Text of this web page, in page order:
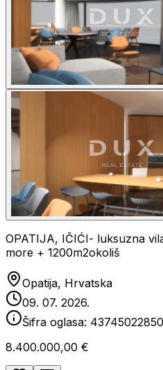
OPATIJA, IČIĆI- luksuzna
more + 1200m2okoliš
Opatija, Hrvatska
09. 07. 2026.
Šifra oglasa:
8.400.000,00 €